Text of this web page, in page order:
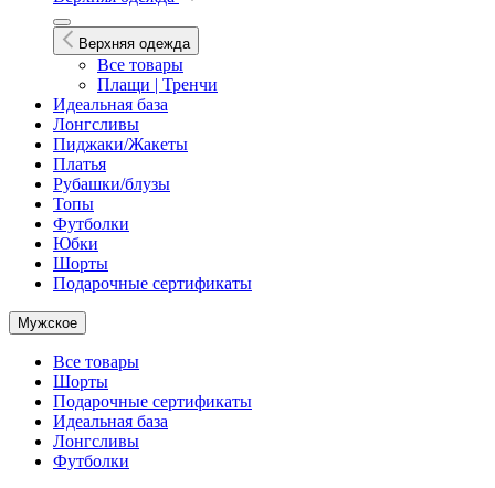
Верхняя одежда
Все товары
Плащи | Тренчи
Идеальная база
Лонгсливы
Пиджаки/Жакеты
Платья
Рубашки/блузы
Топы
Футболки
Юбки
Шорты
Подарочные сертификаты
Мужское
Все товары
Шорты
Подарочные сертификаты
Идеальная база
Лонгсливы
Футболки